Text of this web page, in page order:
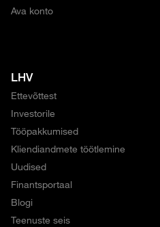
Ava konto
LHV
Ettevõttest
Investorile
Tööpakkumised
Kliendiandmete töötlemine
Uudised
Finantsportaal
Blogi
Teenuste seis